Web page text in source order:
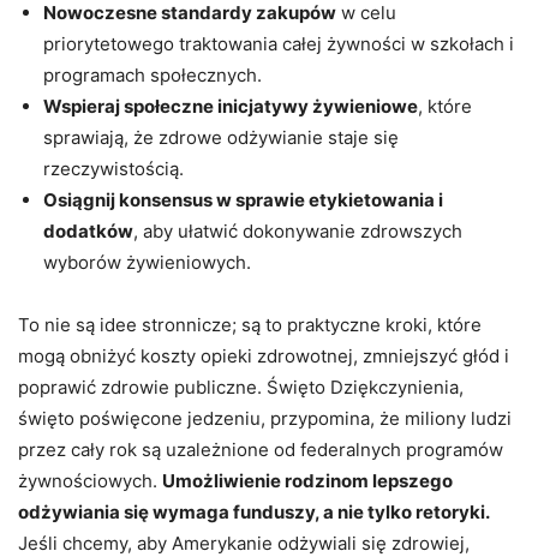
Nowoczesne standardy zakupów w celu
priorytetowego traktowania całej żywności w szkołach i
programach społecznych.
Wspieraj społeczne inicjatywy żywieniowe, które
sprawiają, że zdrowe odżywianie staje się
rzeczywistością.
Osiągnij konsensus w sprawie etykietowania i
dodatków, aby ułatwić dokonywanie zdrowszych
wyborów żywieniowych.
To nie są idee stronnicze; są to praktyczne kroki, które
mogą obniżyć koszty opieki zdrowotnej, zmniejszyć głód i
poprawić zdrowie publiczne. Święto Dziękczynienia,
święto poświęcone jedzeniu, przypomina, że ​​miliony ludzi
przez cały rok są uzależnione od federalnych programów
żywnościowych. Umożliwienie rodzinom lepszego
odżywiania się wymaga funduszy, a nie tylko retoryki.
Jeśli chcemy, aby Amerykanie odżywiali się zdrowiej,